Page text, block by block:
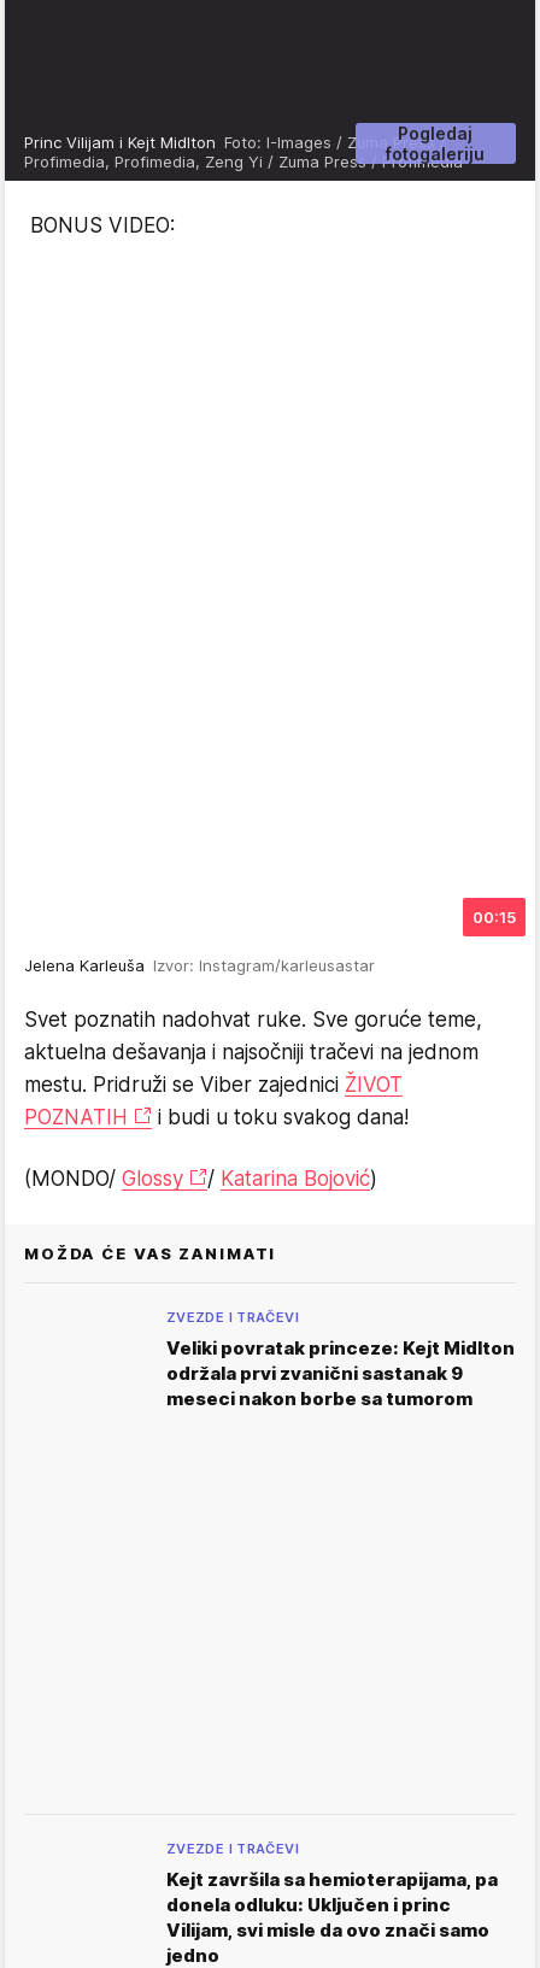
Pogledaj
fotogaleriju
Princ Vilijam i Kejt Midlton Foto: I-Images / Zuma Press /
Profimedia, Profimedia, Zeng Yi / Zuma Press / Profimedia
BONUS VIDEO:
00:15
Jelena Karleuša Izvor: Instagram/karleusastar
Svet poznatih nadohvat ruke. Sve goruće teme,
aktuelna dešavanja i najsočniji tračevi na jednom
mestu. Pridruži se Viber zajednici ŽIVOT
POZNATIH
i budi u toku svakog dana!
(MONDO/ Glossy / Katarina Bojović)
MOŽDA ĆE VAS ZANIMATI
ZVEZDE I TRAČEVI
Veliki povratak princeze: Kejt Midlton
održala prvi zvanični sastanak 9
meseci nakon borbe sa tumorom
ZVEZDE I TRAČEVI
Kejt završila sa hemioterapijama, pa
donela odluku: Uključen i princ
Vilijam, svi misle da ovo znači samo
jedno